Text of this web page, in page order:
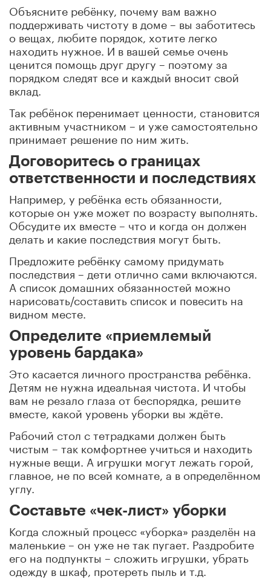
Объясните ребёнку, почему вам важно
поддерживать чистоту в доме – вы заботитесь
о вещах, любите порядок, хотите легко
находить нужное. И в вашей семье очень
ценится помощь друг другу – поэтому за
порядком следят все и каждый вносит свой
вклад.
Так ребёнок перенимает ценности, становится
активным участником – и уже самостоятельно
принимает решение по ним жить.
Договоритесь о границах
ответственности и последствиях
Например, у ребёнка есть обязанности,
которые он уже может по возрасту выполнять.
Обсудите их вместе – что и когда он должен
делать и какие последствия могут быть.
Предложите ребёнку самому придумать
последствия – дети отлично сами включаются.
А список домашних обязанностей можно
нарисовать/составить список и повесить на
видном месте.
Определите «приемлемый
уровень бардака»
Это касается личного пространства ребёнка.
Детям не нужна идеальная чистота. И чтобы
вам не резало глаза от беспорядка, решите
вместе, какой уровень уборки вы ждёте.
Рабочий стол с тетрадками должен быть
чистым – так комфортнее учиться и находить
нужные вещи. А игрушки могут лежать горой,
главное, не по всей комнате, а в определённом
углу.
Составьте «чек-лист» уборки
Когда сложный процесс «уборка» разделён на
маленькие – он уже не так пугает. Раздробите
его на подпункты – сложить игрушки, убрать
одежду в шкаф, протереть пыль и т.д.